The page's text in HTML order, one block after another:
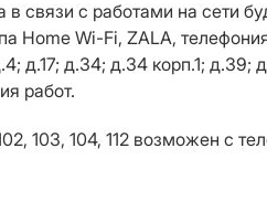
связи с работами на сети
Home Wi-Fi, ZALA,
д.17; д.34; д.34 корп.1; д.39;
работ.
103, 104, 112 возможен с